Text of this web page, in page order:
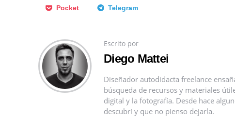
Pocket Telegram
Escrito por
Diego Mattei
Diseñador autodidacta freelance
búsqueda de recursos y materiales
digital y la fotografía. Desde hace
descubrí y que no pienso dejarla.